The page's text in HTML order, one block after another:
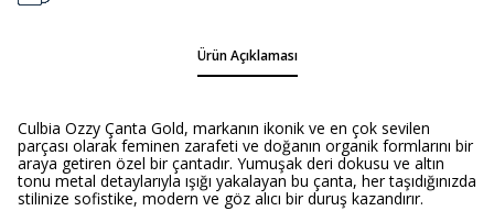
Ürün Açıklaması
Culbia Ozzy Çanta Gold, markanın ikonik ve en çok sevilen
parçası olarak feminen zarafeti ve doğanın organik formlarını bir
araya getiren özel bir çantadır. Yumuşak deri dokusu ve altın
tonu metal detaylarıyla ışığı yakalayan bu çanta, her taşıdığınızda
stilinize sofistike, modern ve göz alıcı bir duruş kazandırır.